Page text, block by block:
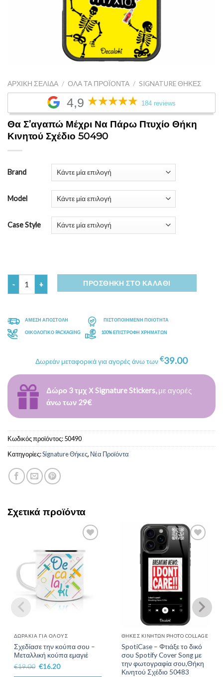
ΑΡΧΙΚΉ ΣΕΛΊΔΑ / ΌΛΑ ΤΑ ΠΡΟΪΌΝΤΑ / SIGNATURE ΘΉΚΕΣ
4,9 184 reviews
Θα Σ’αγαπώ Μέχρι Να Πάρω Πτυχίο Θήκη
Κινητού Σχέδιο 50490
Brand
Model
Case Style
Ποσότητα ΠΡΟΣΘΉΚΗ ΣΤΟ ΚΑΛΆΘΙ
ΑΜΕΣΗ ΑΠΟΣΤΟΛΗ ΠΙΣΤΟΠΟΙΗΜΕΝΗ ΠΟΙΟΤΗΤΑ
ΟΙΚΟΛΟΓΙΚΟ PACKAGING 100% ΕΠΙΣΤΡΟΦΗ ΧΡΗΜΑΤΩΝ
Δωρεάν μεταφορικά για αγορές άνω των€39.00
Δώρο 3 τμχ Χ Signature Stickers,με αγορές
άνω των 29€
Κωδικός προϊόντος:50490
Κατηγορίες:Signature Θήκες, Νέα Προϊόντα
Σχετικά προϊόντα
Wishlist
ΔΩΡΆΚΙΑ ΓΙΑ ΌΛΟΥΣ
Σχεδίασε την κούπα σου –
Μεταλλική κούπα εμαγιέ
€19.00 €16.20
Add to
Wishlist
ΘΉΚΕΣ ΚΙΝΗΤΏΝ PHOTO COLLAGE
SpotiCase – Φτιάξε το δικό
σου Spotify Cover Song με
την φωτογραφία σου,Θήκη
Κινητού Σχέδιο 50483